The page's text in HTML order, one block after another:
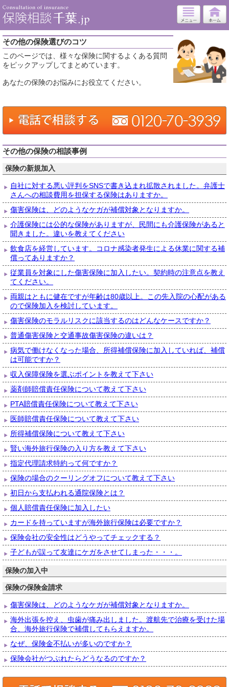
その他の保険選びのコツ
このページでは、様々な保険に関するよくある質問
をピックアップしてまとめています。
あなたの保険のお悩みにお役立てください。
その他の保険の相談事例
保険の新規加入
自社に対する悪い評判をSNSで書き込まれ拡散されました。弁護士
さんへの相談費用を担保する保険はありますか。
傷害保険は、どのようなケガが補償対象となりますか。
介護保険には公的な保険がありますが、民間にも介護保険があると
聞きました。違いを教えてください
飲食店を経営しています。コロナ感染者発生による休業に関する補
償ってありますか？
従業員を対象にした傷害保険に加入したい。契約時の注意点を教え
てください。
両親はともに健在ですが年齢は80歳以上。この先入院の心配がある
ので保険加入を検討しています。
傷害保険のモラルリスクに該当するのはどんなケースですか？
普通傷害保険と交通事故傷害保険の違いは？
病気で働けなくなった場合、所得補償保険に加入していれば、補償
は可能ですか？
収入保障保険を選ぶポイントを教えて下さい
薬剤師賠償責任保険について教えて下さい
PTA賠償責任保険について教えて下さい
医師賠償責任保険について教えて下さい
所得補償保険について教えて下さい
賢い海外旅行保険の入り方を教えて下さい
指定代理請求特約って何ですか？
保険の場合のクーリングオフについて教えて下さい
初日から支払われる通院保険とは？
個人賠償責任保険に加入したい
カードを持っていますが海外旅行保険は必要ですか？
保険会社の安全性はどうやってチェックする？
子どもが誤って友達にケガをさせてしまった・・・。
保険の加入中
保険の保険金請求
傷害保険は、どのようなケガが補償対象となりますか。
海外出張を控え、虫歯が痛み出しました。渡航先で治療を受けた場
合、海外旅行保険で補償してもらえますか。
なぜ、保険金不払いが多いのですか？
保険会社がつぶれたらどうなるのですか？